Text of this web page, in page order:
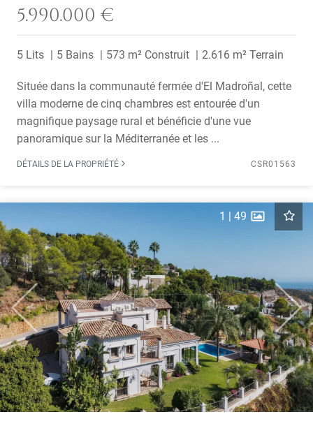
5.990.000 €
5 Lits 5 Bains 573 m² Construit 2.616 m² Terrain
Située dans la communauté fermée d'El Madroñal, cette
villa moderne de cinq chambres est entourée d'un
magnifique paysage rural et bénéficie d'une vue
panoramique sur la Méditerranée et les ...
DÉTAILS DE LA PROPRIÉTÉ CSR01563
Previous Next
1 | 49